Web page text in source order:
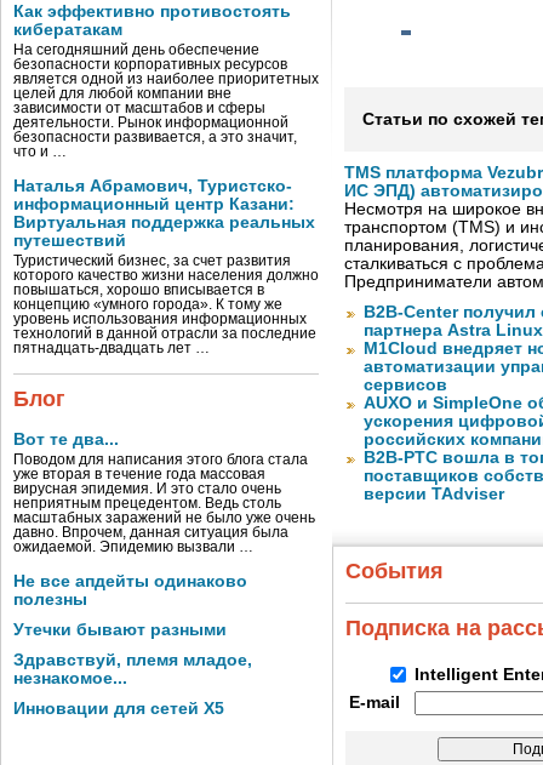
Как эффективно противостоять
кибератакам
На сегодняшний день обеспечение
безопасности корпоративных ресурсов
является одной из наиболее приоритетных
целей для любой компании вне
зависимости от масштабов и сферы
деятельности. Рынок информационной
безопасности развивается, а это значит,
что и …
Наталья Абрамович, Туристско-
информационный центр Казани:
Виртуальная поддержка реальных
путешествий
Туристический бизнес, за счет развития
которого качество жизни населения должно
повышаться, хорошо вписывается в
концепцию «умного города». К тому же
уровень использования информационных
технологий в данной отрасли за последние
пятнадцать-двадцать лет …
Блог
Вот те два...
Поводом для написания этого блога стала
уже вторая в течение года массовая
вирусная эпидемия. И это стало очень
неприятным прецедентом. Ведь столь
масштабных заражений не было уже очень
давно. Впрочем, данная ситуация была
ожидаемой. Эпидемию вызвали …
Не все апдейты одинаково
полезны
Утечки бывают разными
Здравствуй, племя младое,
незнакомое...
Инновации для сетей X5
Статьи по схожей
TMS платформа
ИС ЭПД)
Несмотря на широкое
транспортом (TMS) и
планирования,
сталкиваться с
Предприниматели
B2B-Center получил
партнера Astra Linux
M1Cloud внедряет
автоматизации
сервисов
AUXO и SimpleOne
ускорения
российских
B2B-РТС вошла в
поставщиков
версии TAdviser
События
Подписка на
Intelligent
E-mail